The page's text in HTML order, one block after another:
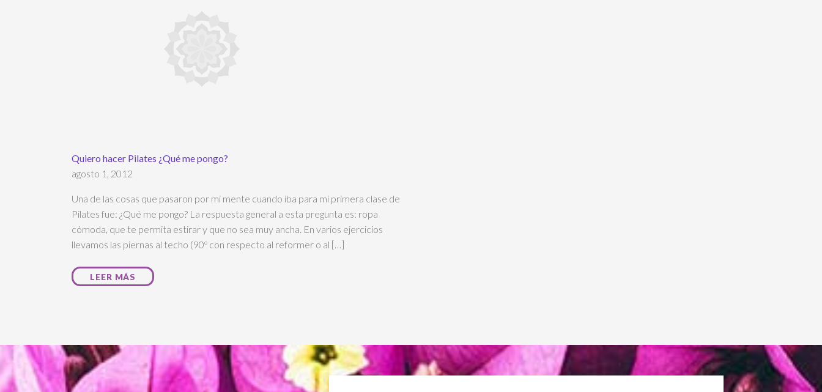
Quiero hacer Pilates ¿Qué me pongo?
agosto 1, 2012
Una de las cosas que pasaron por mi mente cuando iba para mi primera clase de
Pilates fue: ¿Qué me pongo? La respuesta general a esta pregunta es: ropa
cómoda, que te permita estirar y que no sea muy ancha. En varios ejercicios
llevamos las piernas al techo (90º con respecto al reformer o al […]
LEER MÁS